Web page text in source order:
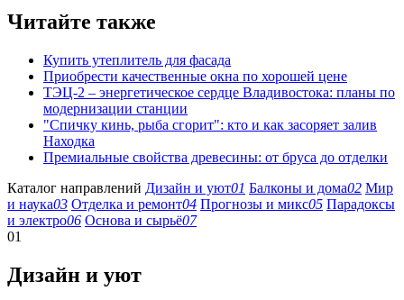
Читайте также
Купить утеплитель для фасада
Приобрести качественные окна по хорошей цене
ТЭЦ-2 – энергетическое сердце Владивостока: планы по
модернизации станции
"Спичку кинь, рыба сгорит": кто и как засоряет залив
Находка
Премиальные свойства древесины: от бруса до отделки
Каталог направлений Дизайн и уют01 Балконы и дома02 Мир
и наука03 Отделка и ремонт04 Прогнозы и микс05 Парадоксы
и электро06 Основа и сырьё07
01
Дизайн и уют